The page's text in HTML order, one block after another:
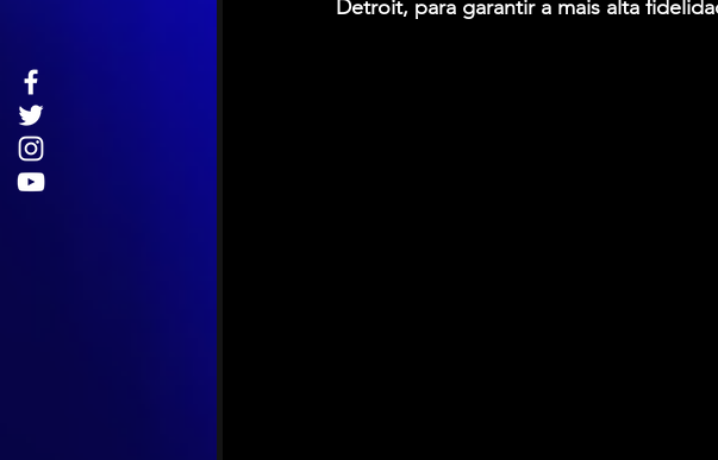
Detroit, para garantir a mais alta